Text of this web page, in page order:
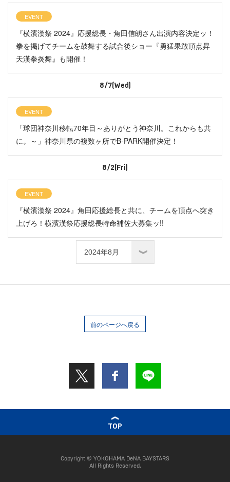
EVENT
『横濱漢祭 2024』応援総長・角田信朗さん出演内容決定ッ！
拳を掲げてチームを鼓舞する試合後ショー『勇猛果敢頂点昇
天漢拳炎舞』も開催！
8/7(Wed)
EVENT
「球団神奈川移転70年目～ありがとう神奈川。これからも共
に。～」神奈川県の複数ヶ所でB-PARK開催決定！
8/2(Fri)
EVENT
『横濱漢祭 2024』角田応援総長と共に、チームを頂点へ突き
上げろ！横濱漢祭応援総長特命補佐大募集ッ!!
前のページへ戻る
TOP
Copyright © YOKOHAMA DeNA BAYSTARS
All Rights Reserved.